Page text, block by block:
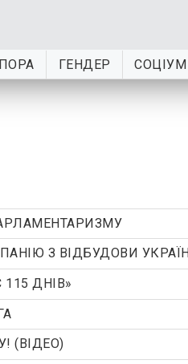
ГЕНДЕР СОЦІУМ
З ВІДБУДОВИ
ДНІВ»
(ВІДЕО)